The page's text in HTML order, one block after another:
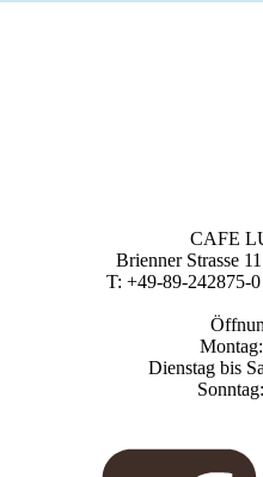
CAFE
Brienner Strasse
T: +49-89-242875-0
Dienstag bis